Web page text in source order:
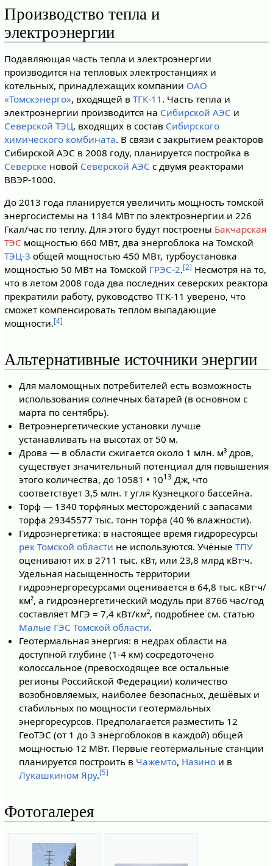
Производство тепла и
электроэнергии
Подавляющая часть тепла и электроэнергии
производится на тепловых электростанциях и
котельных, принадлежащих компании ОАО
«Томскэнерго», входящей в ТГК-11 . Часть тепла и
электроэнергии производится на Сибирской АЭС и
Северской ТЭЦ, входящих в состав Сибирского
химического комбината. В связи с закрытием реакторов
Сибирской АЭС в 2008 году, планируется постройка в
Северске новой Северской АЭС с двумя реакторами
ВВЭР-1000.
До 2013 года планируется увеличить мощность томской
энергосистемы на 1184 МВт по электроэнергии и 226
Гкал/час по теплу. Для этого будут построены Бакчарская
ТЭС мощностью 660 МВт, два энергоблока на Томской
ТЭЦ-3 общей мощностью 450 МВт, турбоустановка
мощностью 50 МВт на Томской ГРЭС-2.[2] Несмотря на то,
что в летом 2008 года два последних северских реактора
прекратили работу, руководство ТГК-11 уверено, что
сможет компенсировать теплом выпадающие
мощности.[4]
Альтернативные источники энергии
Для маломощных потребителей есть возможность
использования солнечных батарей (в основном с
марта по сентябрь).
Ветроэнергетические установки лучше
устанавливать на высотах от 50 м.
Дрова — в области сжигается около 1 млн. м³ дров,
существует значительный потенциал для повышения
этого количества, до 10581 • 1013 Дж, что
соответствует 3,5 млн. т угля Кузнецкого бассейна.
Торф — 1340 торфяных месторождений с запасами
торфа 29345577 тыс. тонн торфа (40 % влажности).
Гидроэнергетика: в настоящее время гидроресурсы
рек Томской области не используются. УчёныеТПУ
оценивают их в 2711 тыс. кВт, или 23,8 млрд кВт·ч.
Удельная насыщенность территории
гидроэнергоресурсами оценивается в 64,8 тыс. кВт·ч/
км², а гидроэнергетический модуль при 8766 час/год
составляет МГЭ = 7,4 кВт/км², подробнее см. статью
Малые ГЭС Томской области.
Геотермальная энергия: в недрах области на
доступной глубине (1-4 км) сосредоточено
колоссальное (превосходящее все остальные
регионы Российской Федерации) количество
возобновляемых, наиболее безопасных, дешёвых и
стабильных по мощности геотермальных
энергоресурсов. Предполагается разместить 12
ГеоТЭС (от 1 до 3 энергоблоков в каждой) общей
мощностью 12 МВт. Первые геотермальные станции
планируется построить в Чажемто, Назино и в
Лукашкином Яру.[5]
Фотогалерея